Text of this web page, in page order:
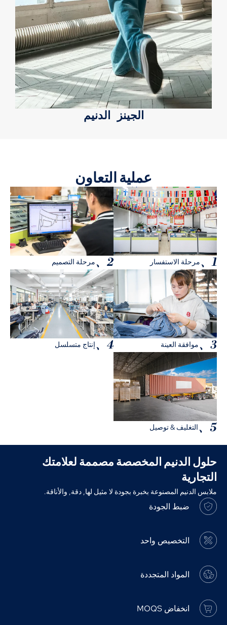
الجينز الدنيم
عملية التعاون
1、 مرحلة الاستفسار 2、 مرحلة التصميم
3、 موافقة العينة 4、 إنتاج متسلسل
5、 التغليف & توصيل
حلول الدنيم المخصصة مصممة لعلامتك
التجارية
ملابس الدنيم المصنوعة بخبرة بجودة لا مثيل لها, دقة, والأناقة.
ضبط الجودة
التخصيص واحد
المواد المتجددة
انخفاض MOQS